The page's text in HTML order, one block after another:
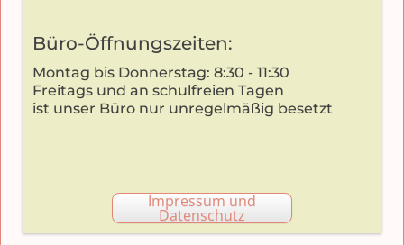
Büro-Öffnungszeiten:
Montag bis Donnerstag: 8:30 - 11:30
Freitags und an schulfreien Tagen
ist unser Büro nur unregelmäßig besetzt
Impressum und
Datenschutz